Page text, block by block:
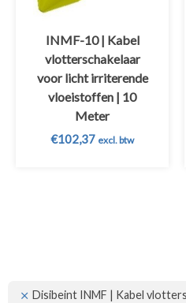
Disibeint INMF | Kabel
INMF-10 | Kabel
vlotterschakelaar
voor licht irriterende
vloeistoffen | 10
Meter
€102,37 excl. btw